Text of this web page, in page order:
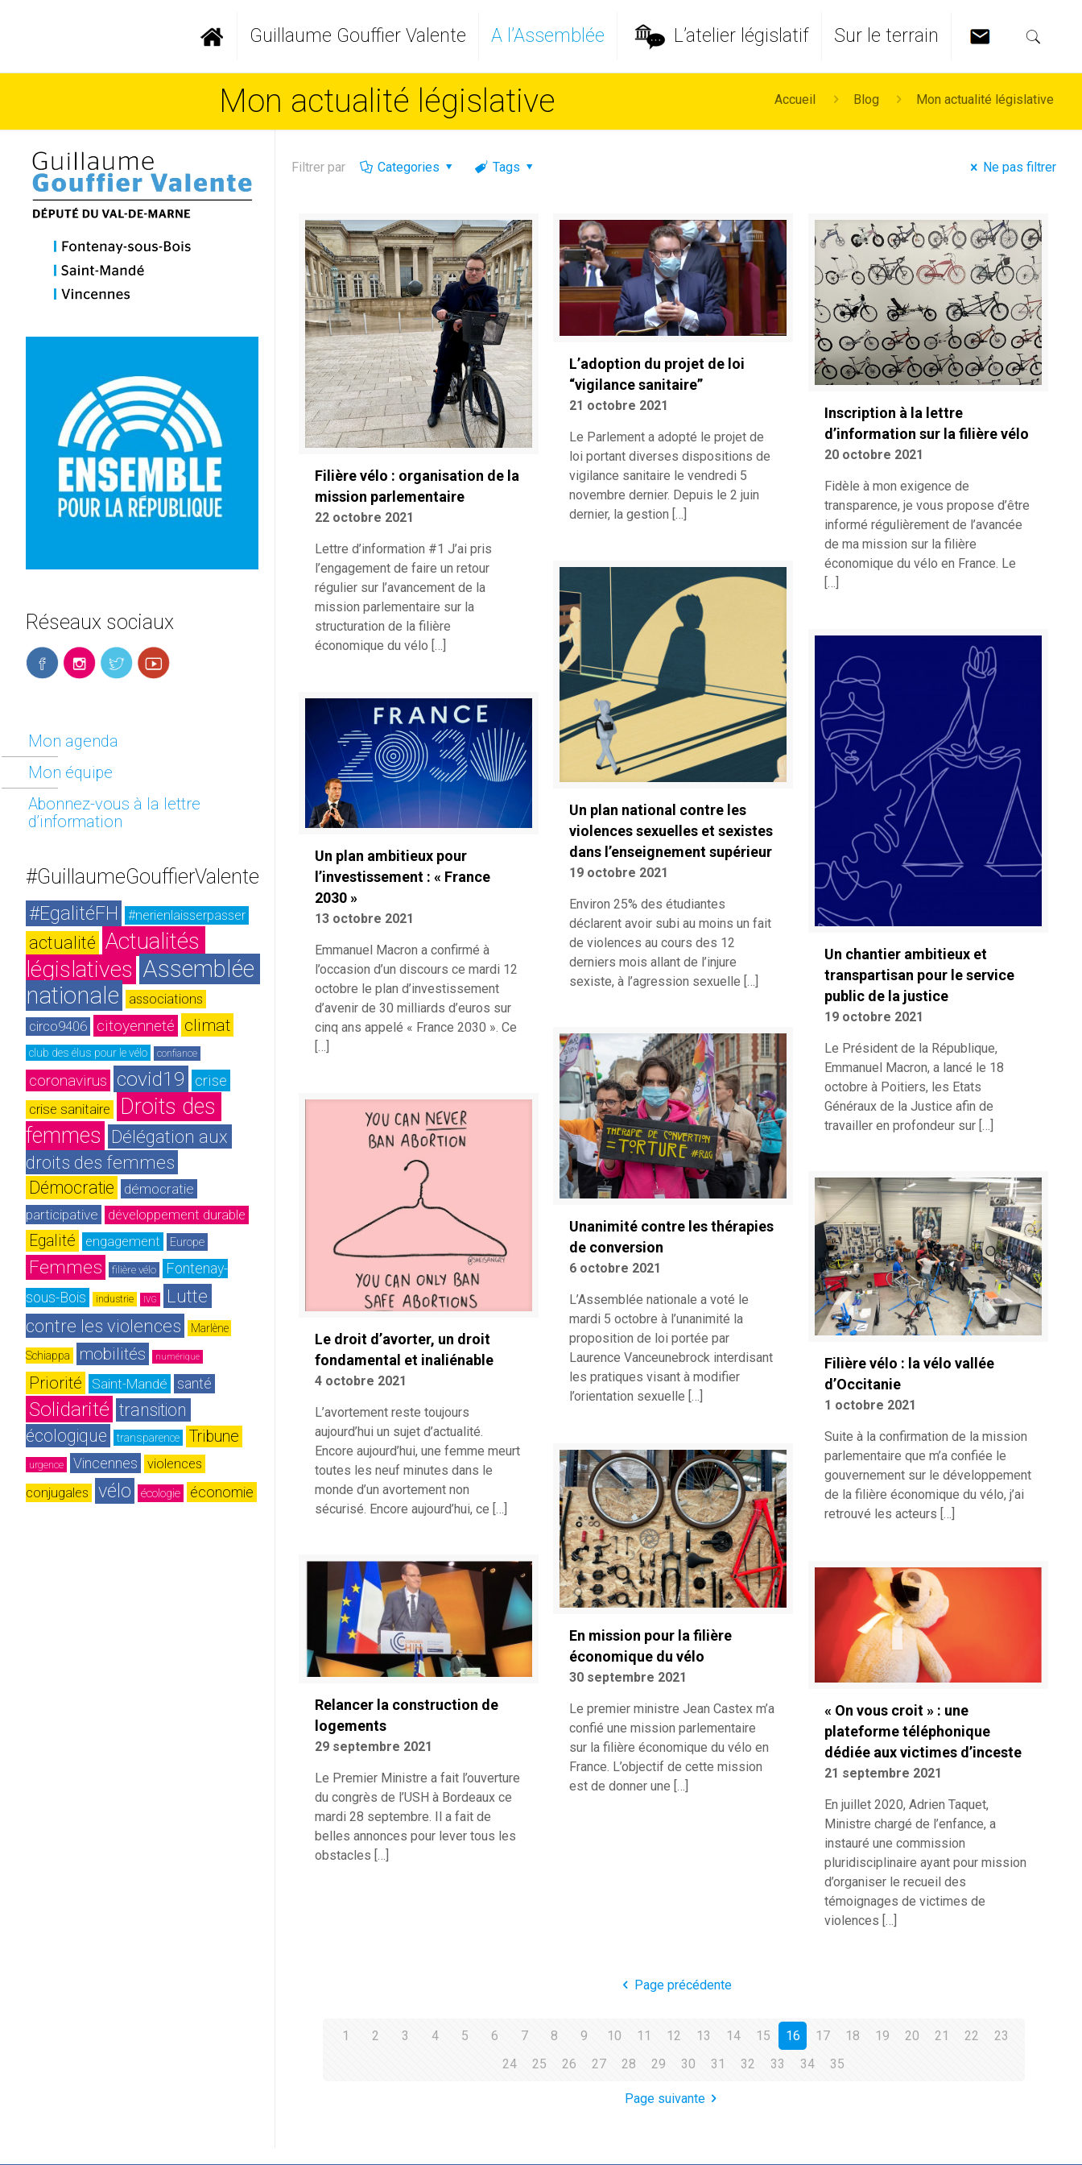
Guillaume Gouffier Valente A l’Assemblée L’atelier législatif Sur le terrain
Mon actualité législative Accueil Blog Mon actualité législative
Filtrer par Categories Tags Ne pas filtrer
Filière vélo : organisation de la
mission parlementaire
22 octobre 2021
Lettre d’information #1 J’ai pris
l’engagement de faire un retour
régulier sur l’avancement de la
mission parlementaire sur la
structuration de la filière
économique du vélo […]
L’adoption du projet de loi
“vigilance sanitaire”
21 octobre 2021
Le Parlement a adopté le projet de
loi portant diverses dispositions de
vigilance sanitaire le vendredi 5
novembre dernier. Depuis le 2 juin
dernier, la gestion […]
Inscription à la lettre
d’information sur la filière vélo
20 octobre 2021
Fidèle à mon exigence de
transparence, je vous propose d’être
informé régulièrement de l’avancée
de ma mission sur la filière
économique du vélo en France. Le
[…]
Un plan national contre les
violences sexuelles et sexistes
dans l’enseignement supérieur
19 octobre 2021
Environ 25% des étudiantes
déclarent avoir subi au moins un fait
de violences au cours des 12
derniers mois allant de l’injure
sexiste, à l’agression sexuelle […]
Un chantier ambitieux et
transpartisan pour le service
public de la justice
19 octobre 2021
Le Président de la République,
Emmanuel Macron, a lancé le 18
octobre à Poitiers, les Etats
Généraux de la Justice afin de
travailler en profondeur sur […]
Un plan ambitieux pour
l’investissement : « France
2030 »
13 octobre 2021
Emmanuel Macron a confirmé à
l’occasion d’un discours ce mardi 12
octobre le plan d’investissement
d’avenir de 30 milliards d’euros sur
cinq ans appelé « France 2030 ». Ce
[…]
Unanimité contre les thérapies
de conversion
6 octobre 2021
L’Assemblée nationale a voté le
mardi 5 octobre à l’unanimité la
proposition de loi portée par
Laurence Vanceunebrock interdisant
les pratiques visant à modifier
l’orientation sexuelle […]
Le droit d’avorter, un droit
fondamental et inaliénable
4 octobre 2021
L’avortement reste toujours
aujourd’hui un sujet d’actualité.
Encore aujourd’hui, une femme meurt
toutes les neuf minutes dans le
monde d’un avortement non
sécurisé. Encore aujourd’hui, ce […]
Filière vélo : la vélo vallée
d’Occitanie
1 octobre 2021
Suite à la confirmation de la mission
parlementaire que m’a confiée le
gouvernement sur le développement
de la filière économique du vélo, j’ai
retrouvé les acteurs […]
En mission pour la filière
économique du vélo
30 septembre 2021
Le premier ministre Jean Castex m’a
confié une mission parlementaire
sur la filière économique du vélo en
France. L’objectif de cette mission
est de donner une […]
Relancer la construction de
logements
29 septembre 2021
Le Premier Ministre a fait l’ouverture
du congrès de l’USH à Bordeaux ce
mardi 28 septembre. Il a fait de
belles annonces pour lever tous les
obstacles […]
« On vous croit » : une
plateforme téléphonique
dédiée aux victimes d’inceste
21 septembre 2021
En juillet 2020, Adrien Taquet,
Ministre chargé de l’enfance, a
instauré une commission
pluridisciplinaire ayant pour mission
d’organiser le recueil des
témoignages de victimes de
violences […]
Page précédente
1 2 3 4 5 6 7 8 9 10 11 12 13 14 15 16 17 18 19 20 21 22
23
24
25 26 27 28 29 30 31 32 33 34 35
Page suivante
Réseaux sociaux
Mon agenda
Mon équipe
Abonnez-vous à la lettre
d’information
#GuillaumeGouffierValente
#EgalitéFH #nerienlaisserpasser
actualité Actualités
législatives Assemblée
nationale
associations
circo9406
citoyenneté climat
club des élus pour le vélo confiance
coronavirus covid19 crise
crise sanitaire
Droits des
femmes
Délégation aux
droits des femmes
Démocratie
démocratie
participative
développement durable
Egalité engagement Europe
Femmes filière vélo
Fontenay-
sous-Bois
industrie IVG
Lutte
contre les violences
Marlène
Schiappa mobilités numérique
Priorité Saint-Mandé santé
Solidarité transition
écologique
transparence Tribune
urgence Vincennes
violences
conjugales
vélo écologie économie